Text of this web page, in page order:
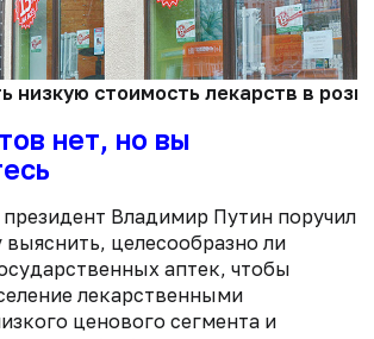
низкую стоимость лекарств в
нет, но вы
президент Владимир Путин поручил
выяснить, целесообразно ли
аптек, чтобы
лекарственными
ценового сегмента и